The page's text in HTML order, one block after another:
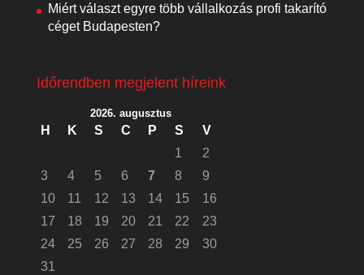
Miért választ egyre több vállalkozás profi takarító
céget Budapesten?
Időrendben megjelent híreink
2026. augusztus
H K S C P S
V
1
2
3
4 5 6 7 8
9
10
11 12 13 14 15
16
17
18 19 20 21 22
23
24
25 26 27 28 29
30
31